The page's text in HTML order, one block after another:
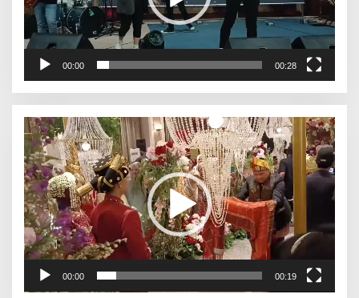
00:00 00:28
Pemutar
Video
00:00 00:19